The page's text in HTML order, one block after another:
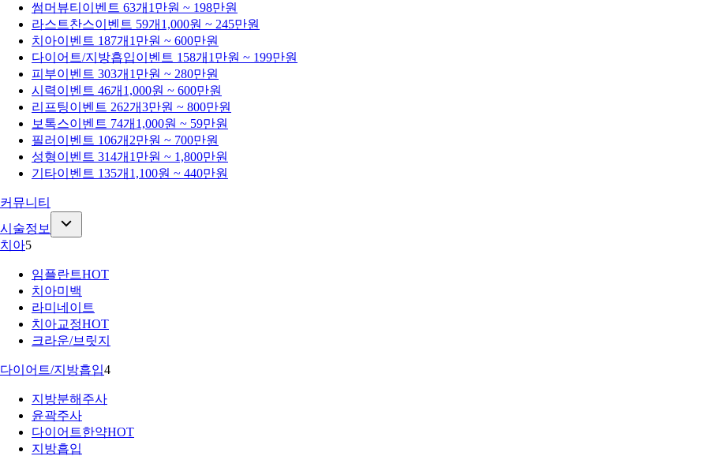
썸머뷰티 이벤트 63개 1만원 ~ 198만원
라스트찬스이벤트 59개 1,000원 ~ 245만원
치아이벤트 187개 1만원 ~ 600만원
다이어트/지방흡입이벤트 158개 1만원 ~ 199만원
피부이벤트 303개 1만원 ~ 280만원
시력이벤트 46개 1,000원 ~ 600만원
리프팅이벤트 262개3만원 ~ 800만원
보톡스이벤트 74개 1,000원 ~ 59만원
필러 이벤트 106개 2만원 ~ 700만원
성형이벤트 314개 1만원 ~ 1,800만원
기타이벤트 135개 1,100원 ~ 440만원
커뮤니티
시술정보
치아5
임플란트HOT
치아미백
라미네이트
치아교정HOT
크라운/브릿지
다이어트/지방흡입4
지방분해주사
윤곽주사
다이어트한약HOT
지방흡입